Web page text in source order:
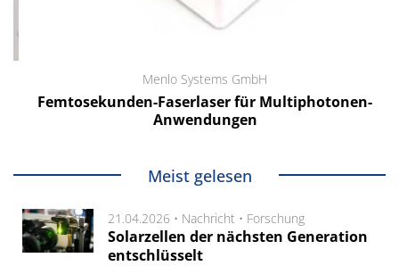
Menlo Systems GmbH
Femtosekunden-Faserlaser für Multiphotonen-
Anwendungen
Meist gelesen
21.04.2026 • Nachricht • Forschung
Solarzellen der nächsten Generation
entschlüsselt